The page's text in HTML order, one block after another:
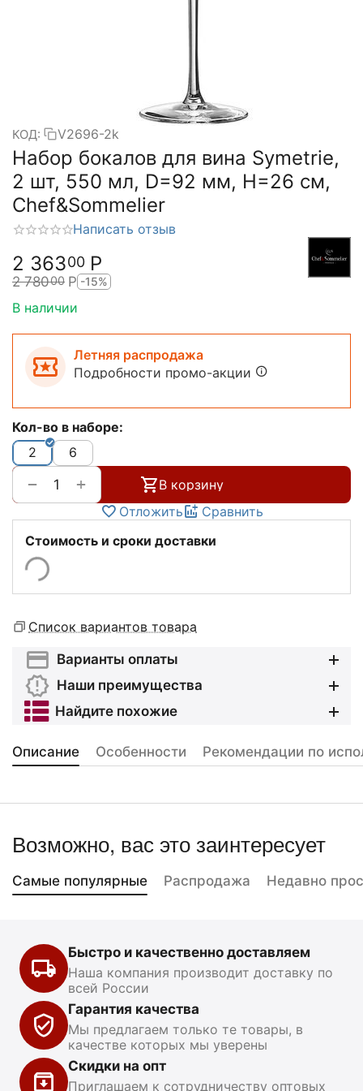
КОД: V2696-2k
Набор бокалов для вина Symetrie,
2 шт, 550 мл, D=92 мм, H=26 см,
Chef&Sommelier
Написать отзыв
2 36300 Р
2 78000 Р -15%
В наличии
Летняя распродажа
Подробности промо-акции
Кол-во в наборе:
2
6
+
−
В корзину
Отложить
Сравнить
Стоимость и сроки доставки
Список вариантов товара
Варианты оплаты
Наши преимущества
Найдите похожие
Описание Особенности Рекомендации по
Возможно, вас это заинтересует
Самые популярные Распродажа Недавно
Быстро и качественно доставляем
Наша компания производит доставку по
всей России
Гарантия качества
Мы предлагаем только те товары, в
качестве которых мы уверены
Скидки на опт
Приглашаем к сотрудничеству оптовых